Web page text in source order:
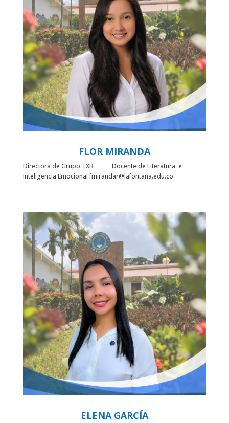
FLOR MIRANDA
Directora de Grupo TXB Docente de Literatura e
Inteligencia Emocional fmirandar@lafontana.edu.co
ELENA GARCÍA